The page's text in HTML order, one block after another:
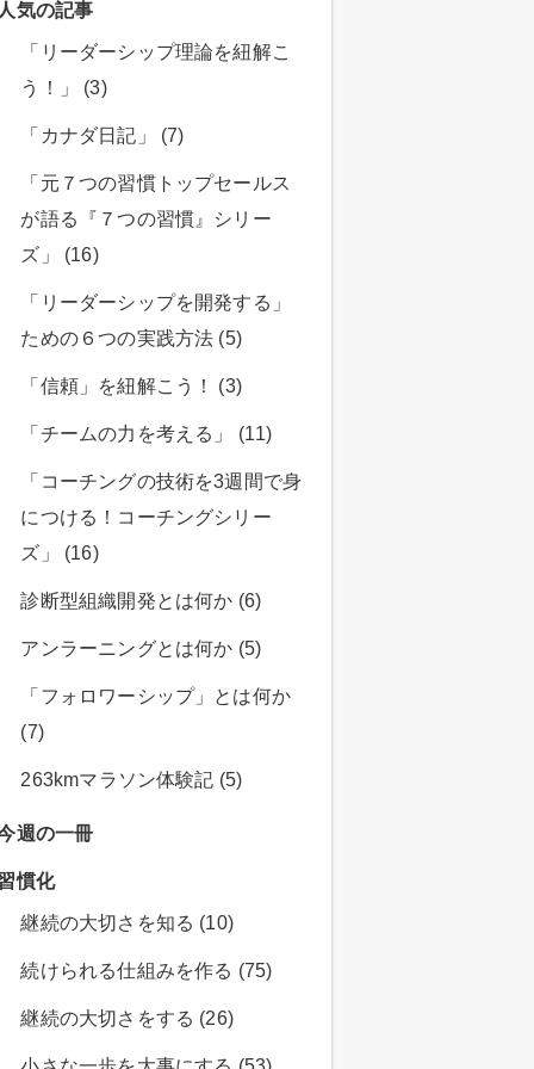
気の記事
「リーダーシップ理論を紐解こ
う！」 (3)
「カナダ日記」 (7)
「元７つの習慣トップセールス
が語る『７つの習慣』シリー
ズ」 (16)
「リーダーシップを開発する」
ための６つの実践方法 (5)
「信頼」を紐解こう！ (3)
「チームの力を考える」 (11)
「コーチングの技術を3週間で身
につける！コーチングシリー
ズ」 (16)
診断型組織開発とは何か (6)
アンラーニングとは何か (5)
「フォロワーシップ」とは何か
(7)
263kmマラソン体験記 (5)
週の一冊
慣化
継続の大切さを知る (10)
続けられる仕組みを作る (75)
継続の大切さをする (26)